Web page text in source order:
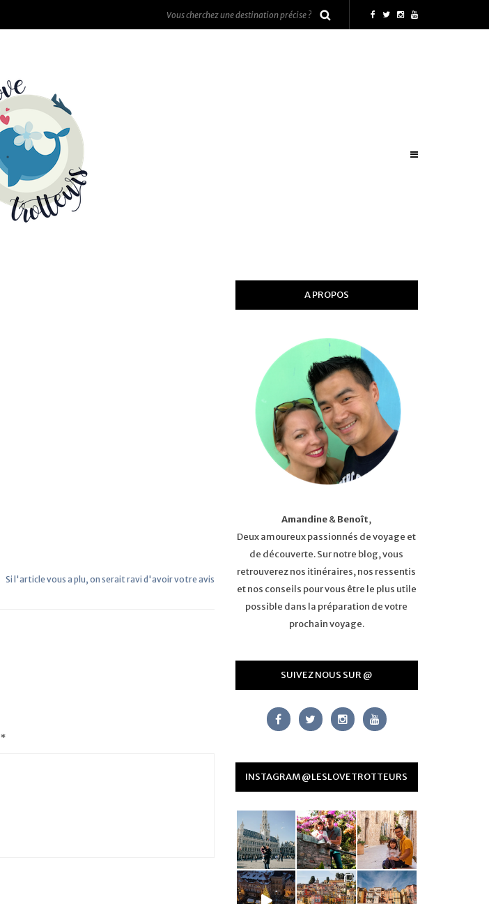
Si l'article vous a plu, on serait ravi d'avoir votre avis
*
A PROPOS
Amandine&Benoît,
Deux amoureux passionnés de voyage et
de découverte. Sur notre blog, vous
retrouverez nos itinéraires, nos ressentis
et nos conseils pour vous être le plus utile
possible dans la préparation de votre
prochain voyage.
SUIVEZ NOUS SUR @
INSTAGRAM @LESLOVETROTTEURS